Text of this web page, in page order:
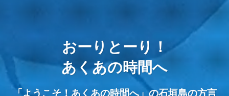
おーりとーり！
あくあの時間へ
「ようこそ！あくあの時間へ」の石垣島の方言